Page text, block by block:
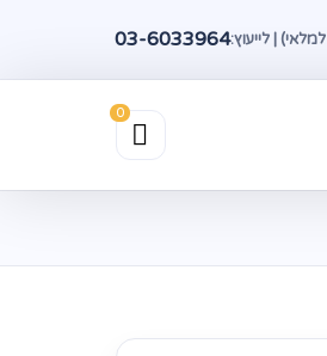
03-6033964